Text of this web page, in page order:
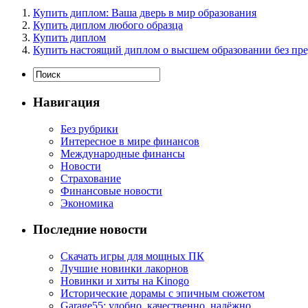
Купить диплом: Ваша дверь в мир образования
Купить диплом любого образца
Купить диплом
Купить настоящий диплом о высшем образовании без
Навигация
Без рубрики
Интересное в мире финансов
Международные финансы
Новости
Страхование
Финансовые новости
Экономика
Последние новости
Скачать игры для мощных ПК
Лучшие новинки лакорнов
Новинки и хиты на Kinogo
Исторические дорамы с эпичным сюжетом